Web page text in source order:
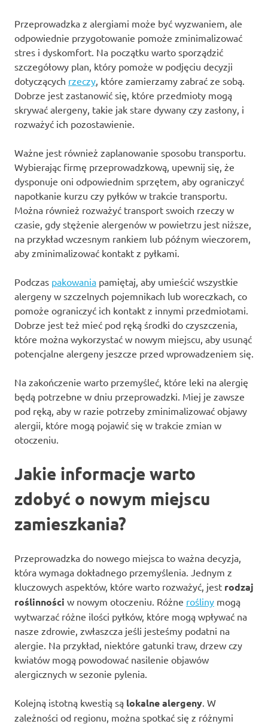
Przeprowadzka z alergiami może być wyzwaniem, ale
odpowiednie przygotowanie pomoże zminimalizować
stres i dyskomfort. Na początku warto sporządzić
szczegółowy plan, który pomoże w podjęciu decyzji
dotyczących rzeczy , które zamierzamy zabrać ze sobą.
Dobrze jest zastanowić się, które przedmioty mogą
skrywać alergeny, takie jak stare dywany czy zasłony, i
rozważyć ich pozostawienie.
Ważne jest również zaplanowanie sposobu transportu.
Wybierając firmę przeprowadzkową, upewnij się, że
dysponuje oni odpowiednim sprzętem, aby ograniczyć
napotkanie kurzu czy pyłków w trakcie transportu.
Można również rozważyć transport swoich rzeczy w
czasie, gdy stężenie alergenów w powietrzu jest niższe,
na przykład wczesnym rankiem lub późnym wieczorem,
aby zminimalizować kontakt z pyłkami.
Podczas pakowania pamiętaj, aby umieścić wszystkie
alergeny w szczelnych pojemnikach lub woreczkach, co
pomoże ograniczyć ich kontakt z innymi przedmiotami.
Dobrze jest też mieć pod ręką środki do czyszczenia,
które można wykorzystać w nowym miejscu, aby usunąć
potencjalne alergeny jeszcze przed wprowadzeniem się.
Na zakończenie warto przemyśleć, które leki na alergię
będą potrzebne w dniu przeprowadzki. Miej je zawsze
pod ręką, aby w razie potrzeby zminimalizować objawy
alergii, które mogą pojawić się w trakcie zmian w
otoczeniu.
Jakie informacje warto
zdobyć o nowym miejscu
zamieszkania?
Przeprowadzka do nowego miejsca to ważna decyzja,
która wymaga dokładnego przemyślenia. Jednym z
kluczowych aspektów, które warto rozważyć, jest rodzaj
roślinności w nowym otoczeniu. Różne rośliny mogą
wytwarzać różne ilości pyłków, które mogą wpływać na
nasze zdrowie, zwłaszcza jeśli jesteśmy podatni na
alergie. Na przykład, niektóre gatunki traw, drzew czy
kwiatów mogą powodować nasilenie objawów
alergicznych w sezonie pylenia.
Kolejną istotną kwestią są lokalne alergeny . W
zależności od regionu, można spotkać się z różnymi